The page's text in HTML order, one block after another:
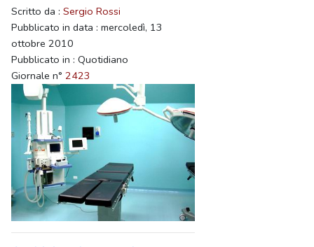
Scritto da : Sergio Rossi
Pubblicato in data : mercoledì, 13
ottobre 2010
Pubblicato in : Quotidiano
Giornale n° 2423